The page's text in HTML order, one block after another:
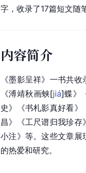
字，收录了17篇短文随
内容简介
《墨影呈祥》一书共
《溥靖秋画蛱[jiá]蝶》
史》《书札影真好看
昌》《工尺谱归我珍
小注》等。这些文章展
的热爱和研究。